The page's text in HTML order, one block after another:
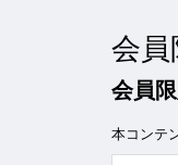
会員
会員
本コンテ